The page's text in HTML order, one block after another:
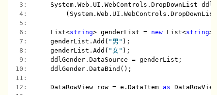
   3:
System.Web.UI.WebControls.DropDownList
   4:
   5:
   6:
    List<
string> genderList = new List<string
   7:
    genderList.Add(
"男" );
   8:
    genderList.Add(
"女" );
   9:
    ddlGender.DataSource = genderList;
  10:
    ddlGender.DataBind();
  11:
  12:
    DataRowView row = e.DataItem
as